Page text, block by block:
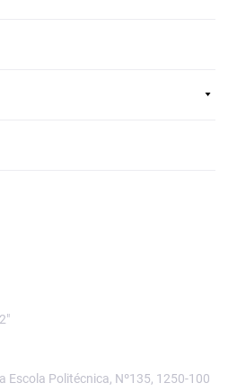
Escola Politécnica, Nº135, 1250-100